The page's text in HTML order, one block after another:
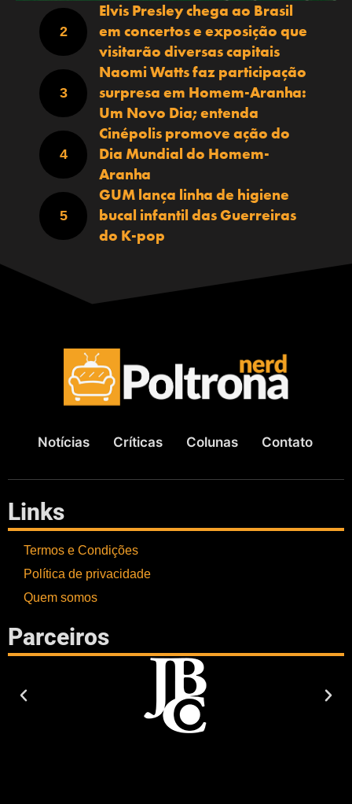
Elvis Presley chega ao Brasil
em concertos e exposição que
visitarão diversas capitais
Naomi Watts faz participação
surpresa em Homem-Aranha:
Um Novo Dia; entenda
Cinépolis promove ação do
Dia Mundial do Homem-
Aranha
GUM lança linha de higiene
bucal infantil das Guerreiras
do K-pop
Notícias Críticas Colunas Contato
Links
Termos e Condições
Política de privacidade
Quem somos
Parceiros